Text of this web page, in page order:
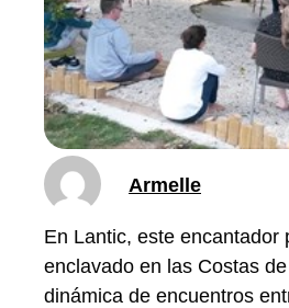
Armelle
En Lantic, este encantador
enclavado en las Costas
dinámica de encuentros